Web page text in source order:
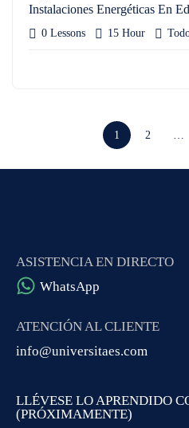
Instalaciones Energéticas En
0 Lessons 15 Hour
1 2 …
ASISTENCIA EN DIRECTO
WhatsApp
ATENCIÓN AL CLIENTE
info@universitaes.com
LLÉVESE LO APRENDIDO
(PRÓXIMAMENTE)